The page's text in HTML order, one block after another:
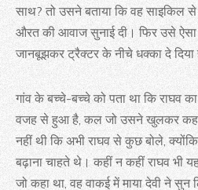
साथ? तो उसने बताया कि वह साइकिल
औरत की आवाज सुनाई दी। फिर उसे
जानबूझकर ट्रैक्टर के नीचे धक्का दे दिया
गांव के बच्चे-बच्चे को पता था कि राघव
वजह से हुआ है, कल जो उसने खुलकर कहा
नहीं थी कि अभी राघव से कुछ बोले,
बढ़ाना चाहते थे। कहीं न कहीं राघव भी
जो कहा था, वह वाकई में माया देवी ने